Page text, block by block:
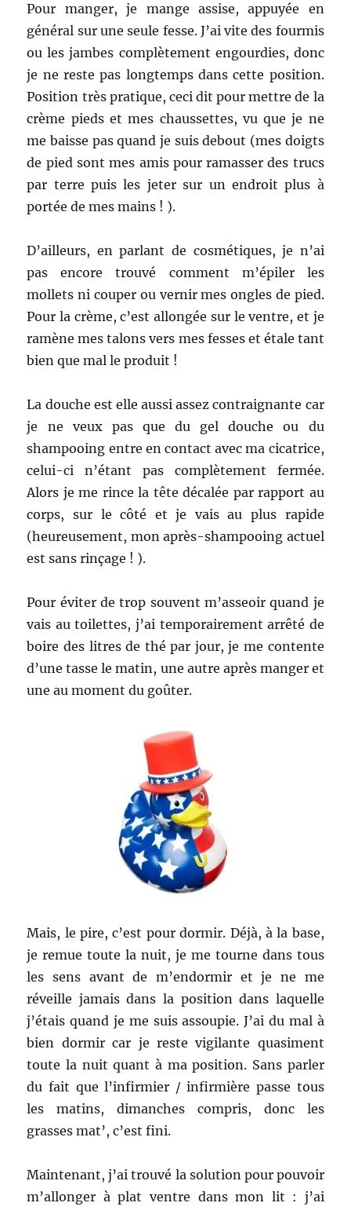
Pour manger, je mange assise, appuyée en
général sur une seule fesse. J’ai vite des fourmis
ou les jambes complètement engourdies, donc
je ne reste pas longtemps dans cette position.
Position très pratique, ceci dit pour mettre de la
crème pieds et mes chaussettes, vu que je ne
me baisse pas quand je suis debout (mes doigts
de pied sont mes amis pour ramasser des trucs
par terre puis les jeter sur un endroit plus à
portée de mes mains ! ).
D’ailleurs, en parlant de cosmétiques, je n’ai
pas encore trouvé comment m’épiler les
mollets ni couper ou vernir mes ongles de pied.
Pour la crème, c’est allongée sur le ventre, et je
ramène mes talons vers mes fesses et étale tant
bien que mal le produit !
La douche est elle aussi assez contraignante car
je ne veux pas que du gel douche ou du
shampooing entre en contact avec ma cicatrice,
celui-ci n’étant pas complètement fermée.
Alors je me rince la tête décalée par rapport au
corps, sur le côté et je vais au plus rapide
(heureusement, mon après-shampooing actuel
est sans rinçage ! ).
Pour éviter de trop souvent m’asseoir quand je
vais au toilettes, j’ai temporairement arrêté de
boire des litres de thé par jour, je me contente
d’une tasse le matin, une autre après manger et
une au moment du goûter.
Mais, le pire, c’est pour dormir. Déjà, à la base,
je remue toute la nuit, je me tourne dans tous
les sens avant de m’endormir et je ne me
réveille jamais dans la position dans laquelle
j’étais quand je me suis assoupie. J’ai du mal à
bien dormir car je reste vigilante quasiment
toute la nuit quant à ma position. Sans parler
du fait que l’infirmier / infirmière passe tous
les matins, dimanches compris, donc les
grasses mat’, c’est fini.
Maintenant, j’ai trouvé la solution pour pouvoir
m’allonger à plat ventre dans mon lit : j’ai